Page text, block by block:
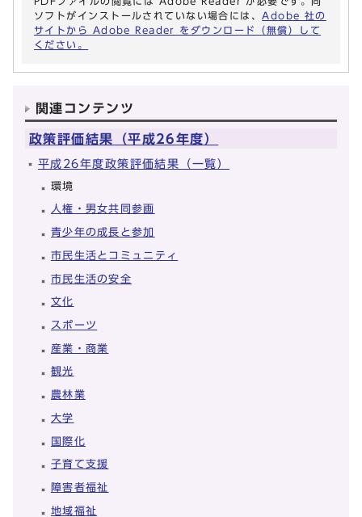
ソフトがインストールされていない場合には、 Adobe 社の
サイトから Adobe Reader をダウンロード（無償）して
ください。
関連コンテンツ
政策評価結果（平成26年度）
平成26年度政策評価結果（一覧）
環境
人権・男女共同参画
青少年の成長と参加
市民生活とコミュニティ
市民生活の安全
文化
スポーツ
産業・商業
観光
農林業
大学
国際化
子育て支援
障害者福祉
地域福祉